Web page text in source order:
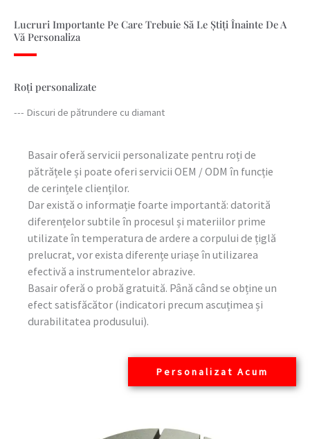
Lucruri Importante Pe Care Trebuie Să Le Știți Înainte De A
Vă Personaliza
Roți personalizate
--- Discuri de pătrundere cu diamant
Basair oferă servicii personalizate pentru roți de
pătrățele și poate oferi servicii OEM / ODM în funcție
de cerințele clienților.
Dar există o informație foarte importantă: datorită
diferențelor subtile în procesul și materiilor prime
utilizate în temperatura de ardere a corpului de țiglă
prelucrat, vor exista diferențe uriașe în utilizarea
efectivă a instrumentelor abrazive.
Basair oferă o probă gratuită. Până când se obține un
efect satisfăcător (indicatori precum ascuțimea și
durabilitatea produsului).
Personalizat Acum